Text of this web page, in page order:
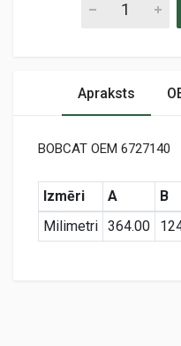
Apraksts
BOBCAT OEM 6727140
Izmēri A B
Milimetri 364.00